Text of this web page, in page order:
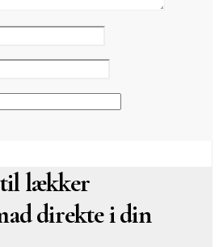
lækker
direkte i din